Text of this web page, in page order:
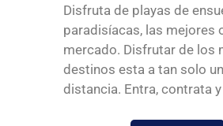
Disfruta de playas de
paradisíacas, las mejores
mercado. Disfrutar de los
destinos esta a tan solo
distancia. Entra, contrata